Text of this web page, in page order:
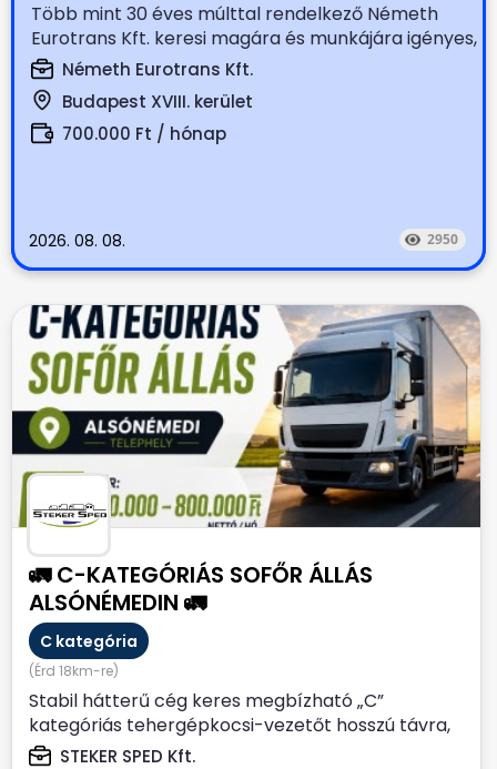
Több mint 30 éves múlttal rendelkező Németh
Eurotrans Kft. keresi magára és munkájára igényes,
tapasztalt...
Németh Eurotrans Kft.
Budapest XVIII. kerület
700.000 Ft / hónap
2026. 08. 08. 2950
🚛 C-KATEGÓRIÁS SOFŐR ÁLLÁS
ALSÓNÉMEDIN 🚛
C kategória
(Érd 18km-re)
Stabil hátterű cég keres megbízható „C”
kategóriás tehergépkocsi-vezetőt hosszú távra,
Alsónémedi...
STEKER SPED Kft.